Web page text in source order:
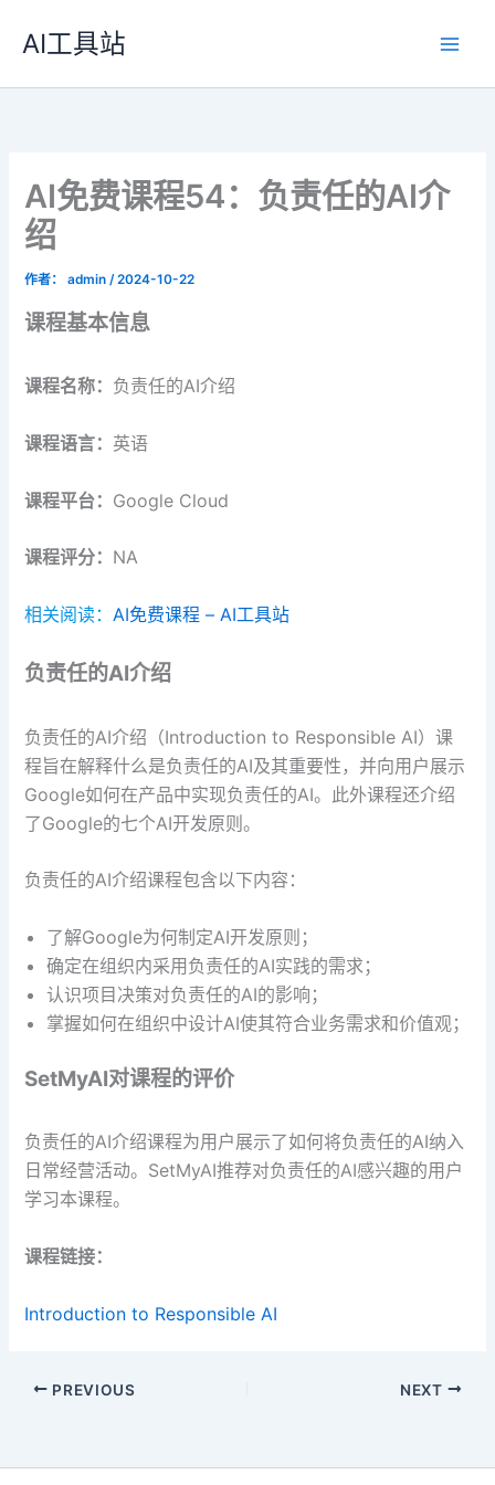
容
AI工具站
AI免费课程54：负责任的AI介
绍
作者： admin/2024-10-22
课程基本信息
课程名称： 负责任的AI介绍
课程语言： 英语
课程平台： Google Cloud
课程评分： NA
相关阅读： AI免费课程 – AI工具站
负责任的AI介绍
负责任的AI介绍（Introduction to Responsible AI）课
程旨在解释什么是负责任的AI及其重要性，并向用户展示
Google如何在产品中实现负责任的AI。此外课程还介绍
了Google的七个AI开发原则。
负责任的AI介绍课程包含以下内容：
了解Google为何制定AI开发原则；
确定在组织内采用负责任的AI实践的需求；
认识项目决策对负责任的AI的影响；
掌握如何在组织中设计AI使其符合业务需求和价值观；
SetMyAI对课程的评价
负责任的AI介绍课程为用户展示了如何将负责任的AI纳入
日常经营活动。SetMyAI推荐对负责任的AI感兴趣的用户
学习本课程。
课程链接：
Introduction to Responsible AI
PREVIOUS NEXT